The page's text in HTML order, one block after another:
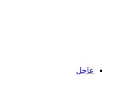
عاجل